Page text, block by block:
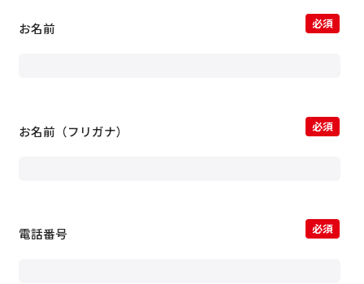
お名前 必須
お名前（フリガナ） 必須
電話番号 必須